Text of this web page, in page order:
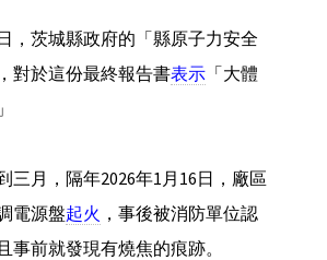
，茨城縣政府的「縣原子力安全
對於這份最終報告書表示「大體
三月，隔年2026年1月16日，廠區
電源盤起火 ，事後被消防單位認
事前就發現有燒焦的痕跡。